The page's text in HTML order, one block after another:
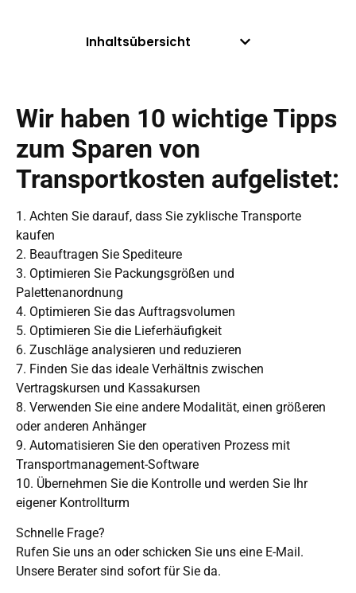
Inhaltsübersicht
Wir haben 10 wichtige Tipps
zum Sparen von
Transportkosten aufgelistet:
1. Achten Sie darauf, dass Sie zyklische Transporte
kaufen
2. Beauftragen Sie Spediteure
3. Optimieren Sie Packungsgrößen und
Palettenanordnung
4. Optimieren Sie das Auftragsvolumen
5. Optimieren Sie die Lieferhäufigkeit
6. Zuschläge analysieren und reduzieren
7. Finden Sie das ideale Verhältnis zwischen
Vertragskursen und Kassakursen
8. Verwenden Sie eine andere Modalität, einen größeren
oder anderen Anhänger
9. Automatisieren Sie den operativen Prozess mit
Transportmanagement-Software
10. Übernehmen Sie die Kontrolle und werden Sie Ihr
eigener Kontrollturm
Schnelle Frage?
Rufen Sie uns an oder schicken Sie uns eine E-Mail.
Unsere Berater sind sofort für Sie da.